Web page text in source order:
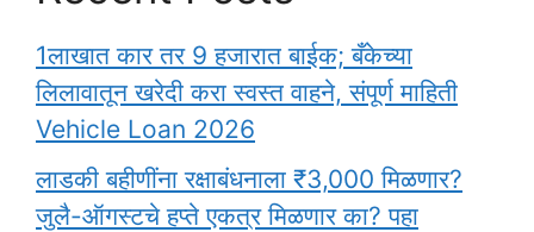
1लाखात कार तर 9 हजारात बाईक; बँकेच्या
लिलावातून खरेदी करा स्वस्त वाहने, संपूर्ण माहिती
Vehicle Loan 2026
लाडकी बहीणींना रक्षाबंधनाला ₹3,000 मिळणार?
जुलै-ऑगस्टचे हप्ते एकत्र मिळणार का? पहा